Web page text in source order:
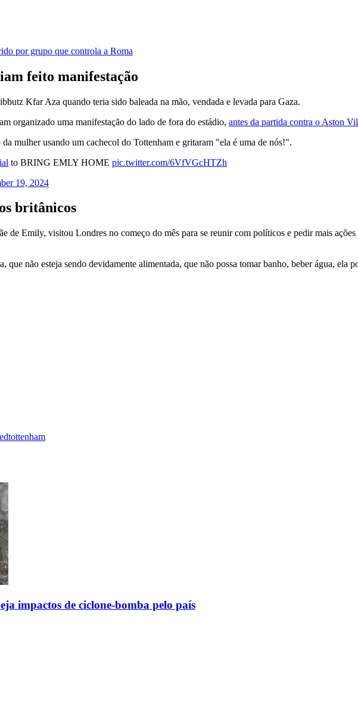
por grupo que controla a Roma
feito manifestação
Kfar Aza quando teria sido baleada na mão, vendada e levada para Gaza.
organizado uma manifestação do lado de fora do estádio, antes da partida contra o Aston
mulher usando um cachecol do Tottenham e gritaram "ela é uma de nós!".
⁩ to BRING EMLY HOME pic.twitter.com/6VfVGcHTZh
19, 2024
britânicos
Emily, visitou Londres no começo do mês para se reunir com políticos e pedir mais ações
que não esteja sendo devidamente alimentada, que não possa tomar banho, beber água, ela
tottenham
impactos de ciclone-bomba pelo país